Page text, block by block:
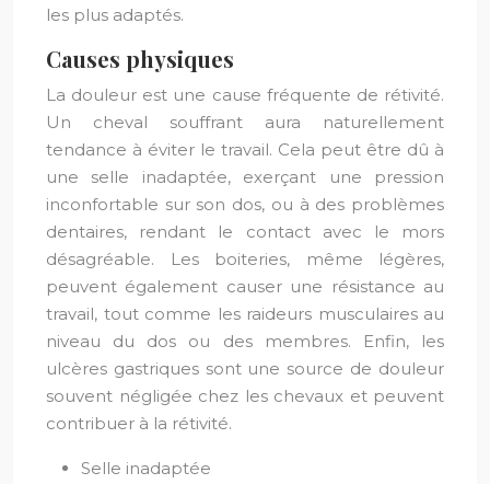
les plus adaptés.
Causes physiques
La douleur est une cause fréquente de rétivité.
Un cheval souffrant aura naturellement
tendance à éviter le travail. Cela peut être dû à
une selle inadaptée, exerçant une pression
inconfortable sur son dos, ou à des problèmes
dentaires, rendant le contact avec le mors
désagréable. Les boiteries, même légères,
peuvent également causer une résistance au
travail, tout comme les raideurs musculaires au
niveau du dos ou des membres. Enfin, les
ulcères gastriques sont une source de douleur
souvent négligée chez les chevaux et peuvent
contribuer à la rétivité.
Selle inadaptée